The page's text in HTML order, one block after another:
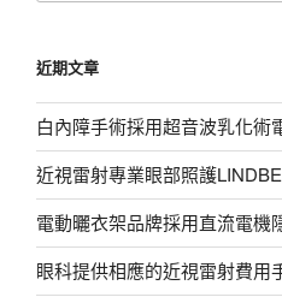
字:
近期文章
白內障手術採用超音波乳化術
近視雷射專業眼部照護
電動曬衣架品牌採用直流電機
眼科提供相應的近視雷射費用